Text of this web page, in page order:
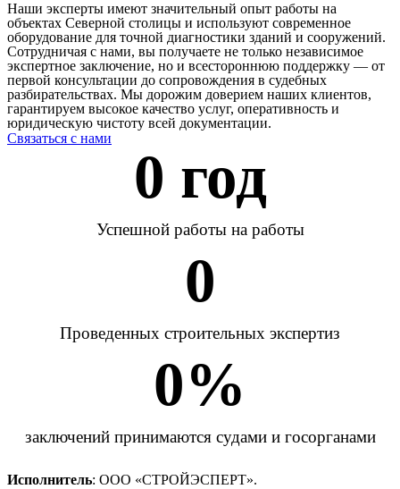
Наши эксперты имеют значительный опыт работы на
объектах Северной столицы и используют современное
оборудование для точной диагностики зданий и сооружений.
Сотрудничая с нами, вы получаете не только независимое
экспертное заключение, но и всестороннюю поддержку — от
первой консультации до сопровождения в судебных
разбирательствах. Мы дорожим доверием наших клиентов,
гарантируем высокое качество услуг, оперативность и
юридическую чистоту всей документации.
Связаться с нами
0 год
Успешной работы на работы
0
Проведенных строительных экспертиз
0%
заключений принимаются судами и госорганами
Исполнитель: ООО «СТРОЙЭСПЕРТ».